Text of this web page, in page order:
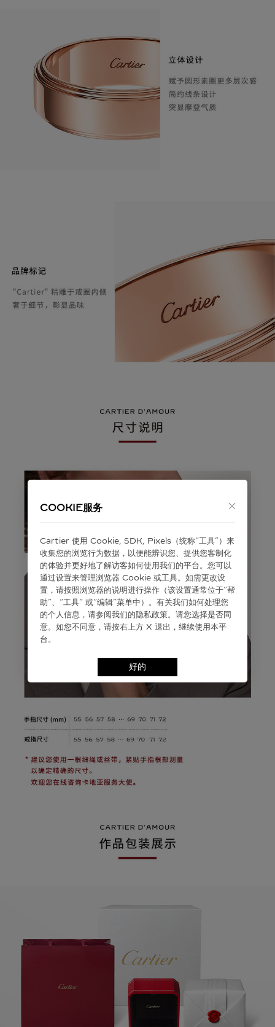
COOKIE服务
Cartier 使⽤ Cookie, SDK, Pixels（统称“⼯具”）来
收集您的浏览⾏为数据，以便能辨识您、提供您客制化
的体验并更好地了解访客如何使⽤我们的平台。您可以
通过设置来管理浏览器 Cookie 或⼯具。如需更改设
置，请按照浏览器的说明进⾏操作（该设置通常位于“帮
助”、“⼯具” 或“编辑”菜单中）。有关我们如何处理您
的个⼈信息，请参阅我们的隐私政策。请您选择是否同
意。如您不同意，请按右上⽅ X 退出，继续使⽤本平
台。
好的